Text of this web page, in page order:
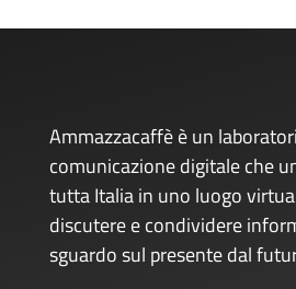
Ammazzacaffè è un
comunicazione digitale che
tutta Italia in uno luogo
discutere e condividere
sguardo sul presente dal